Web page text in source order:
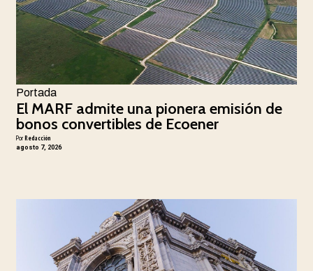
Portada
El MARF admite una pionera emisión de
bonos convertibles de Ecoener
PorRedacción
agosto 7, 2026